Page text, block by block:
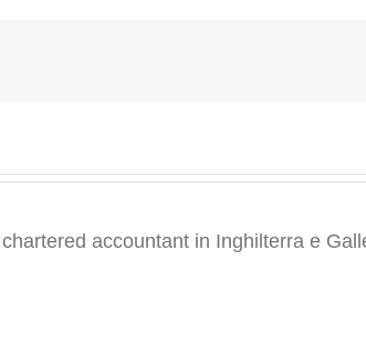
accountant in Inghilterra e